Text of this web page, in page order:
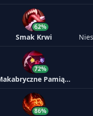
62%
Smak Krwi
72%
Makabryczne Pamiątki
86%